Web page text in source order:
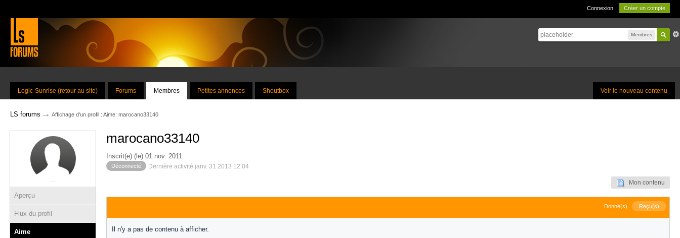
Connexion Créer un compte
Membres
Voir le nouveau contenu
Logic-Sunrise (retour au site) Forums Membres Petites annonces Shoutbox
LS forums → Affichage d'un profil : Aime: marocano33140
Aperçu
Flux du profil
Aime
marocano33140
Inscrit(e) (le) 01 nov. 2011
Déconnecté Dernière activité janv. 31 2013 12:04
Mon contenu
Donné(s) Reçu(s)
Il n'y a pas de contenu à afficher.